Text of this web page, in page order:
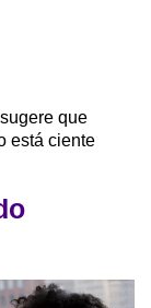
que
está ciente